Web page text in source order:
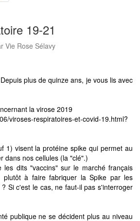
19-21
Vie Rose Sélavy
plus de quinze ans, je vous lis avec
la virose 2019
viroses-respiratoires-et-covid-19.html?
1) visent la protéine spike qui permet au
dans nos cellules (la "clé".)
les dits "vaccins" sur le marché français
plutôt à faire fabriquer la Spike par les
Si c'est le cas, ne faut-il pas s'interroger
publique ne se décident plus au niveau